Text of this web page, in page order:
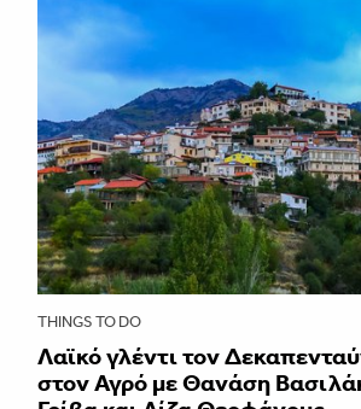
THINGS TO DO
Λαϊκό γλέντι τον
στον Αγρό με Θανάση